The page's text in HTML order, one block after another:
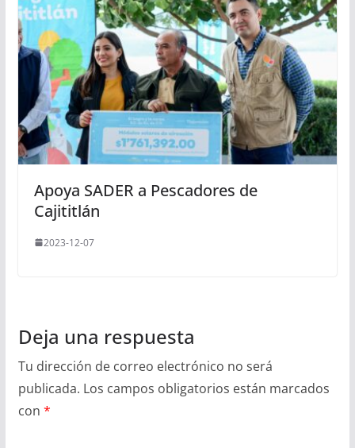
Apoya SADER a Pescadores de
Cajititlán
2023-12-07
Deja una respuesta
Tu dirección de correo electrónico no será
publicada. Los campos obligatorios están marcados
con *